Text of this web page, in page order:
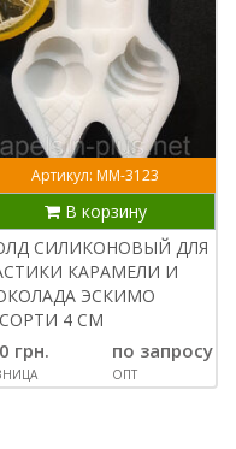
Артикул: ММ-3123
В корзину
СИЛИКОНОВЫЙ ДЛЯ
КАРАМЕЛИ И
ЭСКИМО
4 СМ
грн. по запросу
ОПТ